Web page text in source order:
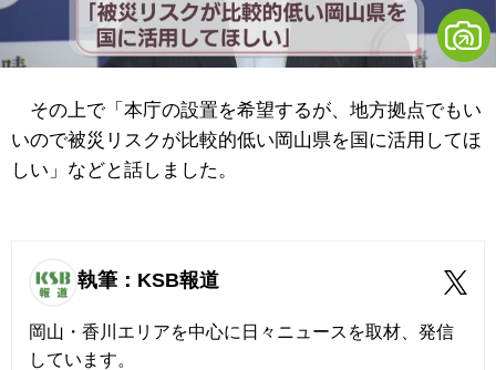
その上で「本庁の設置を希望するが、地方拠点でもい
いので被災リスクが比較的低い岡山県を国に活用してほ
しい」などと話しました。
執筆：KSB報道
岡山・香川エリアを中心に日々ニュースを取材、発信
しています。